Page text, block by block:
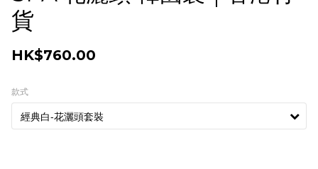
貨
HK$760.00
款式